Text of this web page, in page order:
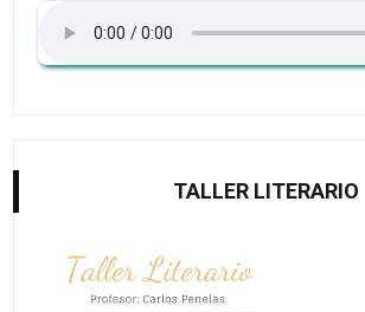
TALLER LITERARIO